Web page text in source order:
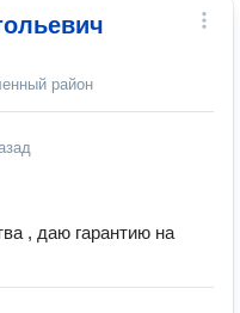
район
, даю гарантию на